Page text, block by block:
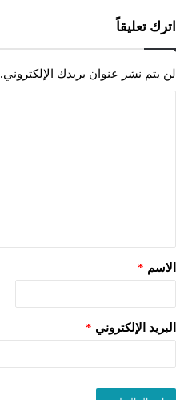
اترك تعليقاً
لن يتم نشر عنوان بريدك الإلكتروني.
الاسم *
البريد الإلكتروني *